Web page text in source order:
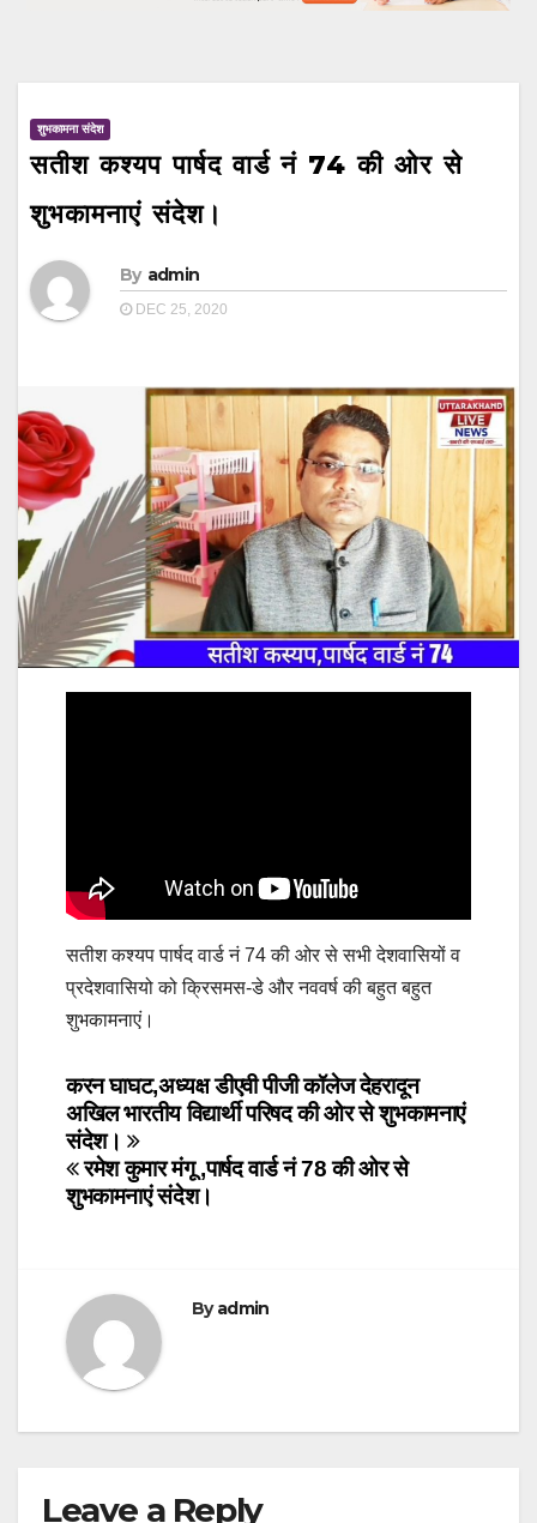
शुभकामना संदेश
सतीश कश्यप पार्षद वार्ड नं 74 की ओर से
शुभकामनाएं संदेश।
By admin
DEC 25, 2020
सतीश कश्यप पार्षद वार्ड नं 74 की ओर से सभी देशवासियों व
प्रदेशवासियो को क्रिसमस-डे और नववर्ष की बहुत बहुत
शुभकामनाएं।
Post
navigation
करन घाघट,अध्यक्ष डीएवी पीजी कॉलेज देहरादून
अखिल भारतीय विद्यार्थी परिषद की ओर से शुभकामनाएं
संदेश।
रमेश कुमार मंगू ,पार्षद वार्ड नं 78 की ओर से
शुभकामनाएं संदेश।
Byadmin
Leave a Reply